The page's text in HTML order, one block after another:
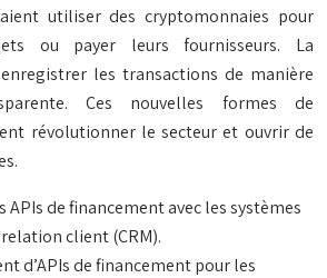
utiliser des cryptomonnaies pour
ou payer leurs fournisseurs. La
les transactions de manière
Ces nouvelles formes de
révolutionner le secteur et ouvrir de
APIs de financement avec les systèmes
client (CRM).
d’APIs de financement pour les